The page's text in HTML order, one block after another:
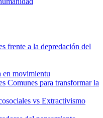
frente a la depredación del
movimientu
Comunes para transformar la
vs Extractivismo